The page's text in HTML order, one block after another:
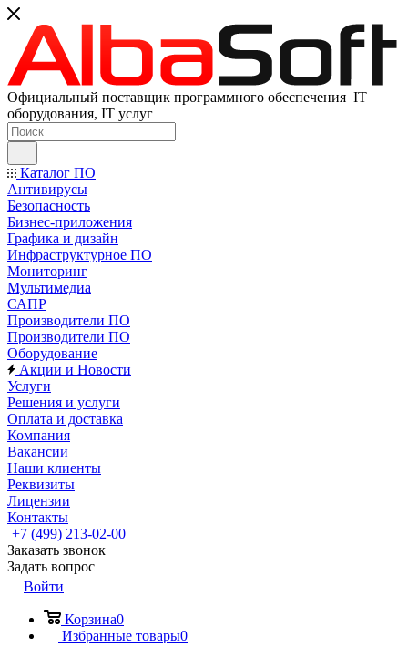
Официальный поставщик программного обеспечения IT
оборудования, IT услуг
Каталог ПО
Антивирусы
Безопасность
Бизнес-приложения
Графика и дизайн
Инфраструктурное ПО
Мониторинг
Мультимедиа
САПР
Производители ПО
Производители ПО
Оборудование
Акции и Новости
Услуги
Решения и услуги
Оплата и доставка
Компания
Вакансии
Наши клиенты
Реквизиты
Лицензии
Контакты
+7 (499) 213-02-00
Заказать звонок
Задать вопрос
Войти
Корзина0
Избранные товары0